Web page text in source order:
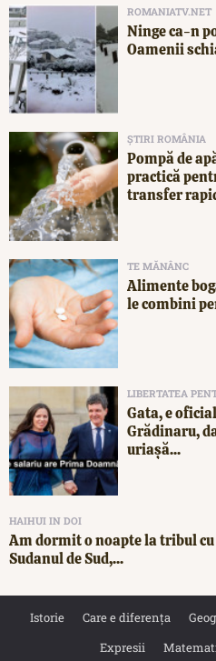
ROMANIATV.NET
Ninge ca-n
Oamenii
ȘTIRI ROMÂNIA
Pompă de
practică
transfer
TE MĂNÂNC
Alimente
le combini
LIBERTATEA
Gata, e
Grădinaru,
uriașă...
HAIHUI IN DOI
Am dormit o noapte la tribul
Sudanul de Sud,...
Istorie Care e diferența
Expresii